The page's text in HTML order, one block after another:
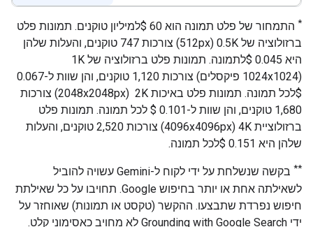
*
התמחור של פלט תמונה הוא 60 $למיליון טוקנים. תמונות פלט
ברזולוציה של 0.5K‏ (512px) צורכות 747 טוקנים, והעלות שלהן
(1024x1024 פיקסלים) צורכות 1,120 טוקנים, והן שוות ל-0.067
$לכל תמונה. תמונות פלט באיכות 2K ‏ (2048x2048px) צורכות
1,680 טוקנים, והן שוות ל-0.101 $‎ לכל תמונה. תמונות פלט
ברזולוציית 4K‏ (4096x4096px) צורכות 2,520 טוקנים, והעלות
שלהן היא 0.151 $לכל תמונה.
**
בקשה שנשלחת על ידי לקוח ל-Gemini עשויה להוביל
לשאילתה אחת או יותר בחיפוש Google. תחויבו על כל שאילתת
חיפוש נפרדת שתבצעו. ההקשר (טקסט או תמונות) שאוחזר על
ידי Grounding with Google Search לא מחויב כאסימוני קלט.